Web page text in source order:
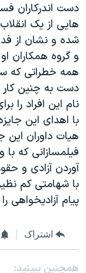
دست اندرکاران
هایی از یک
شده و نشان از
و گروه همکاران
همه خطراتی که
دست به چنین
نام این افراد
با اهدای این
هیات داوران
فیلمسازانی که
آوردن آزادی و
با شهامتی کم
پیام آزادیخواهی
اشتراک
همچنبن ببینید: